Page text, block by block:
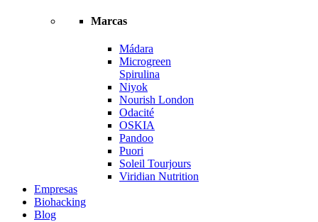
Marcas
Mádara
Microgreen
Spirulina
Niyok
Nourish London
Odacité
OSKIA
Pandoo
Puori
Soleil Tourjours
Viridian Nutrition
Empresas
Biohacking
Blog